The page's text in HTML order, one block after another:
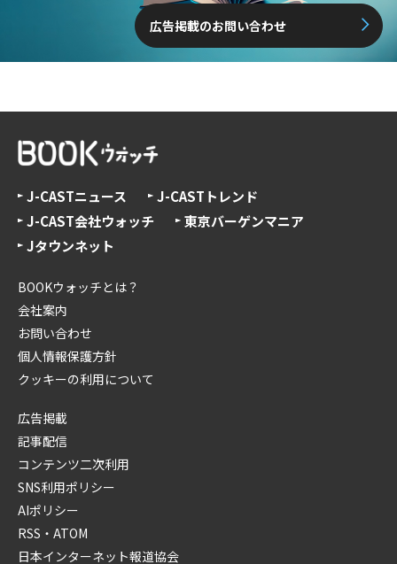
広告掲載のお問い合わせ
J-CASTニュース
J-CASTトレンド
J-CAST会社ウォッチ
東京バーゲンマニア
Jタウンネット
BOOKウォッチとは？
会社案内
お問い合わせ
個人情報保護方針
クッキーの利用について
広告掲載
記事配信
コンテンツ二次利用
SNS利用ポリシー
AIポリシー
RSS・ATOM
日本インターネット報道協会